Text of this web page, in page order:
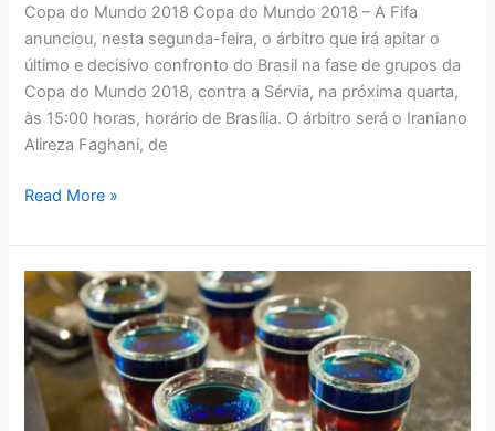
Copa do Mundo 2018 Copa do Mundo 2018 – A Fifa
anunciou, nesta segunda-feira, o árbitro que irá apitar o
último e decisivo confronto do Brasil na fase de grupos da
Copa do Mundo 2018, contra a Sérvia, na próxima quarta,
às 15:00 horas, horário de Brasília. O árbitro será o Iraniano
Alireza Faghani, de
JUIZ
FINAL
DAS
OLIMPÍADAS
APITARÁ
BRASIL
SÉRVIA
Read More »